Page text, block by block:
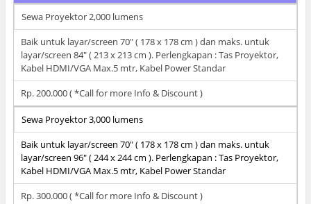
Sewa Proyektor 2,000 lumens
Baik untuk layar/screen 70" ( 178 x 178 cm ) dan maks. untuk
layar/screen 84" ( 213 x 213 cm ). Perlengkapan : Tas Proyektor,
Kabel HDMI/VGA Max.5 mtr, Kabel Power Standar
Rp. 200.000 ( *Call for more Info & Discount )
Sewa Proyektor 3,000 lumens
Baik untuk layar/screen 70" ( 178 x 178 cm ) dan maks. untuk
layar/screen 96" ( 244 x 244 cm ). Perlengkapan : Tas Proyektor,
Kabel HDMI/VGA Max.5 mtr, Kabel Power Standar
Rp. 300.000 ( *Call for more Info & Discount )